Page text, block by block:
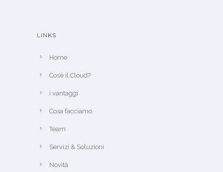
LINKS
Home
Cos’è il Cloud?
i vantaggi
Cosa facciamo
Team
Servizi & Soluzioni
Novità